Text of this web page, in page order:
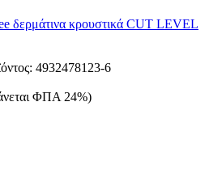
4932478123-6
ΦΠΑ 24%)